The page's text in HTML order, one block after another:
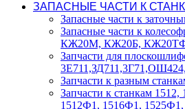
ЗАПАСНЫЕ ЧАСТИ К
Запасные части к
Запасные части к
КЖ20М, КЖ20Б,
Запчасти для
Запчасти к разным
Запчасти к станкам
1512Ф1, 1516Ф1,